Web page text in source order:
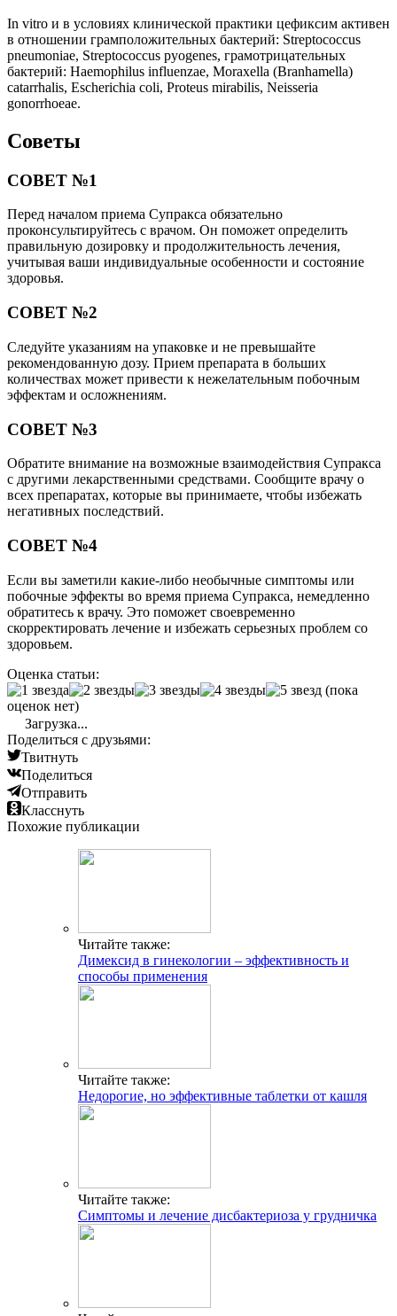
In vitro и в условиях клинической практики цефиксим активен
в отношении грамположительных бактерий: Streptococcus
pneumoniae, Streptococcus pyogenes, грамотрицательных
бактерий: Haemophilus influenzae, Moraxella (Branhamella)
catarrhalis, Escherichia coli, Proteus mirabilis, Neisseria
gonorrhoeae.
Советы
СОВЕТ №1
Перед началом приема Супракса обязательно
проконсультируйтесь с врачом. Он поможет определить
правильную дозировку и продолжительность лечения,
учитывая ваши индивидуальные особенности и состояние
здоровья.
СОВЕТ №2
Следуйте указаниям на упаковке и не превышайте
рекомендованную дозу. Прием препарата в больших
количествах может привести к нежелательным побочным
эффектам и осложнениям.
СОВЕТ №3
Обратите внимание на возможные взаимодействия Супракса
с другими лекарственными средствами. Сообщите врачу о
всех препаратах, которые вы принимаете, чтобы избежать
негативных последствий.
СОВЕТ №4
Если вы заметили какие-либо необычные симптомы или
побочные эффекты во время приема Супракса, немедленно
обратитесь к врачу. Это поможет своевременно
скорректировать лечение и избежать серьезных проблем со
здоровьем.
Оценка статьи:
(пока
оценок нет)
Загрузка...
Поделиться с друзьями:
Твитнуть
Поделиться
Отправить
Класснуть
Похожие публикации
Читайте также:
Димексид в гинекологии – эффективность и
способы применения
Читайте также:
Недорогие, но эффективные таблетки от кашля
Читайте также:
Симптомы и лечение дисбактериоза у грудничка